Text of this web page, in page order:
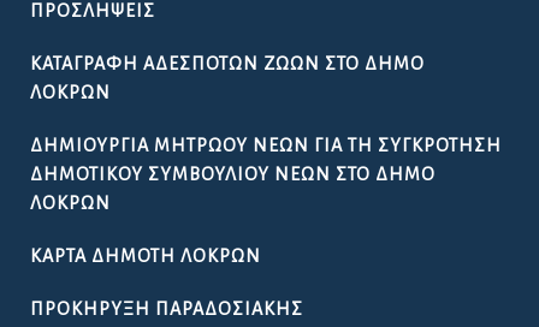
ΠΡΟΣΛΉΨΕΙΣ
ΚΑΤΑΓΡΑΦΉ ΑΔΈΣΠΟΤΩΝ ΖΏΩΝ ΣΤΟ ΔΉΜΟ
ΛΟΚΡΏΝ
ΔΗΜΙΟΥΡΓΊΑ ΜΗΤΡΏΟΥ ΝΈΩΝ ΓΙΑ ΤΗ ΣΥΓΚΡΌΤΗΣΗ
ΔΗΜΟΤΙΚΟΎ ΣΥΜΒΟΥΛΊΟΥ ΝΈΩΝ ΣΤΟ ΔΉΜΟ
ΛΟΚΡΏΝ
ΚΆΡΤΑ ΔΗΜΌΤΗ ΛΟΚΡΏΝ
ΠΡΟΚΉΡΥΞΗ ΠΑΡΑΔΟΣΙΑΚΉΣ